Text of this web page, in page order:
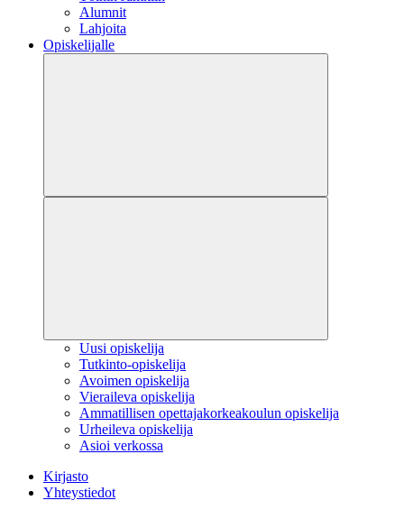
Alumnit
Lahjoita
Opiskelijalle
Uusi opiskelija
Tutkinto-opiskelija
Avoimen opiskelija
Vieraileva opiskelija
Ammatillisen opettajakorkeakoulun opiskelija
Urheileva opiskelija
Asioi verkossa
Kirjasto
Yhteystiedot